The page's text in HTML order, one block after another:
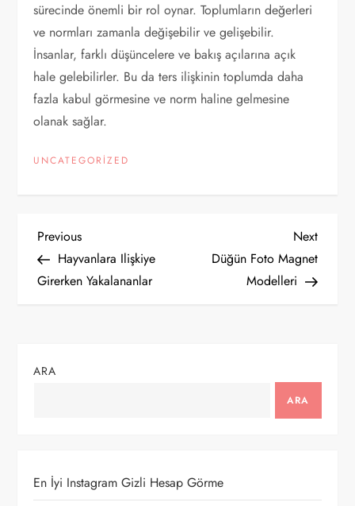
sürecinde önemli bir rol oynar. Toplumların değerleri
ve normları zamanla değişebilir ve gelişebilir.
İnsanlar, farklı düşüncelere ve bakış açılarına açık
hale gelebilirler. Bu da ters ilişkinin toplumda daha
fazla kabul görmesine ve norm haline gelmesine
olanak sağlar.
UNCATEGORIZED
Y
a
z
Previous
Post
Previous
Hayvanlara Ilişkiye
Girerken Yakalananlar
Next
Post
Next
Düğün Foto Magnet
Modelleri
ARA
ARA
En İyi Instagram Gizli Hesap Görme